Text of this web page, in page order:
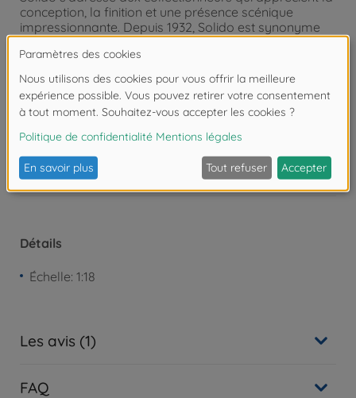
conception, la finition et une présence scénique
impressionnante. Depuis 1932, Solido est synonyme
de modèles Diecast détaillés de véhicules
emblématiques - des voitures de collection aux
voitures de sport modernes.
Attention !Ne convient pas aux enfants de
moins de 3 ans. Risque d'asphyxie lié à la
présence de pièces de petite taille.
Détails
Échelle: 1:18
Les avis (1)
FAQ